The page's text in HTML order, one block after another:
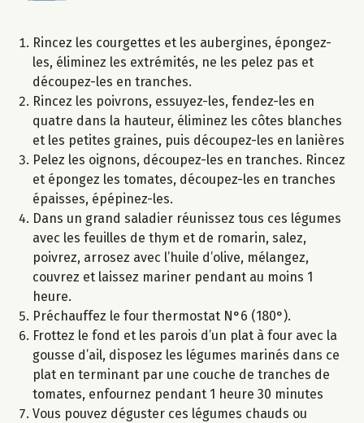
Rincez les courgettes et les aubergines, épongez-
les, éliminez les extrémités, ne les pelez pas et
découpez-les en tranches.
Rincez les poivrons, essuyez-les, fendez-les en
quatre dans la hauteur, éliminez les côtes blanches
et les petites graines, puis découpez-les en lanières
Pelez les oignons, découpez-les en tranches. Rincez
et épongez les tomates, découpez-les en tranches
épaisses, épépinez-les.
Dans un grand saladier réunissez tous ces légumes
avec les feuilles de thym et de romarin, salez,
poivrez, arrosez avec l’huile d’olive, mélangez,
couvrez et laissez mariner pendant au moins 1
heure.
Préchauffez le four thermostat N°6 (180°).
Frottez le fond et les parois d’un plat à four avec la
gousse d’ail, disposez les légumes marinés dans ce
plat en terminant par une couche de tranches de
tomates, enfournez pendant 1 heure 30 minutes
Vous pouvez déguster ces légumes chauds ou